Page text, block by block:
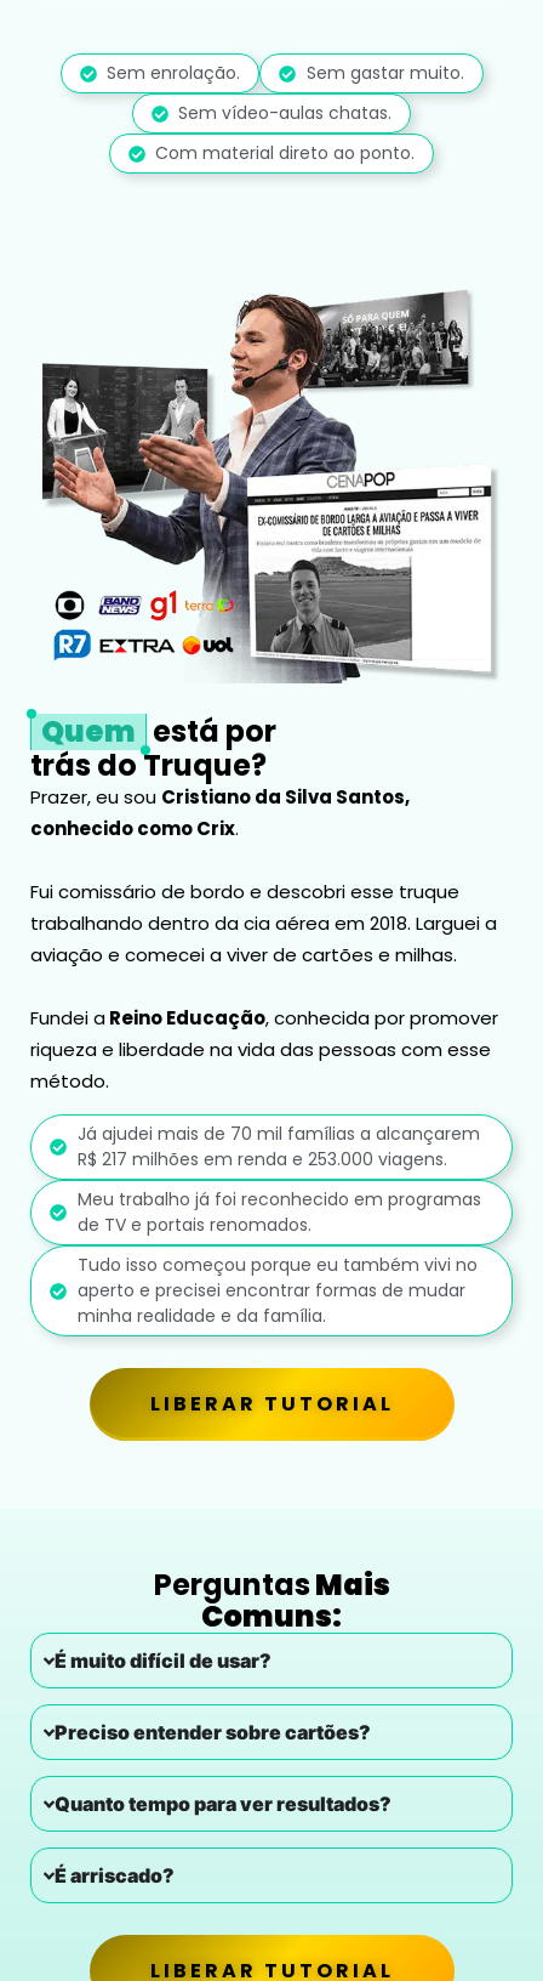
Sem enrolação.
Sem gastar muito.
Sem vídeo-aulas chatas.
Com material direto ao ponto.
Quem está por
trás do Truque?
Prazer, eu sou Cristiano da Silva Santos,
conhecido como Crix.
Fui comissário de bordo e descobri esse truque
trabalhando dentro da cia aérea em 2018. Larguei a
aviação e comecei a viver de cartões e milhas.
Fundei aReino Educação, conhecida por promover
riqueza e liberdade na vida das pessoas com esse
método.
Já ajudei mais de 70 mil famílias a alcançarem
R$ 217 milhões em renda e 253.000 viagens.
Meu trabalho já foi reconhecido em programas
de TV e portais renomados.
Tudo isso começou porque eu também vivi no
aperto e precisei encontrar formas de mudar
minha realidade e da família.
LIBERAR TUTORIAL
PerguntasMais
Comuns:
É muito difícil de usar?
Preciso entender sobre cartões?
Quanto tempo para ver resultados?
É arriscado?
LIBERAR TUTORIAL